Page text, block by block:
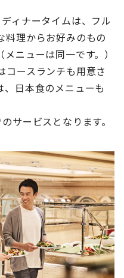
ィナータイムは、フル
料理からお好みのもの
ニューは同一です。）
コースランチも用意さ
、日本食のメニューも
サービスとなります。